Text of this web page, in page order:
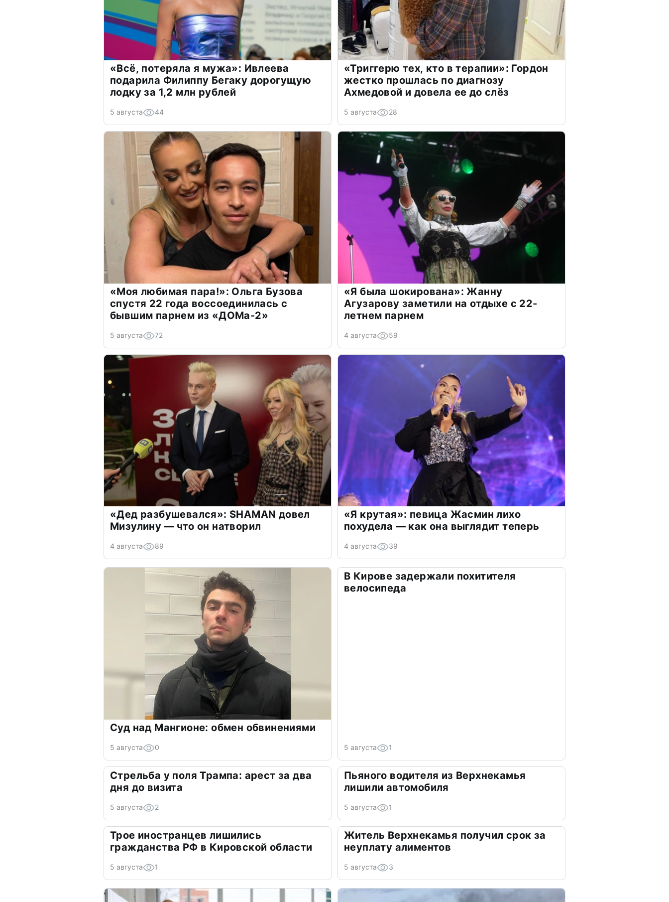
«Всё, потеряла я мужа»: Ивлеева
подарила Филиппу Бегаку дорогущую
лодку за 1,2 млн рублей
5 августа 44
«Триггерю тех, кто в терапии»: Гордон
жестко прошлась по диагнозу
Ахмедовой и довела ее до слёз
5 августа 28
«Моя любимая пара!»: Ольга Бузова
спустя 22 года воссоединилась с
бывшим парнем из «ДОМа-2»
5 августа 72
«Я была шокирована»: Жанну
Агузарову заметили на отдыхе с 22-
летнем парнем
4 августа 59
«Дед разбушевался»: SHAMAN довел
Мизулину — что он натворил
4 августа 89
«Я крутая»: певица Жасмин лихо
похудела — как она выглядит теперь
4 августа 39
Суд над Мангионе: обмен обвинениями
5 августа 0
В Кирове задержали похитителя
велосипеда
5 августа 1
Стрельба у поля Трампа: арест за два
дня до визита
5 августа 2
Пьяного водителя из Верхнекамья
лишили автомобиля
5 августа 1
Трое иностранцев лишились
гражданства РФ в Кировской области
5 августа 1
Житель Верхнекамья получил срок за
неуплату алиментов
5 августа 3